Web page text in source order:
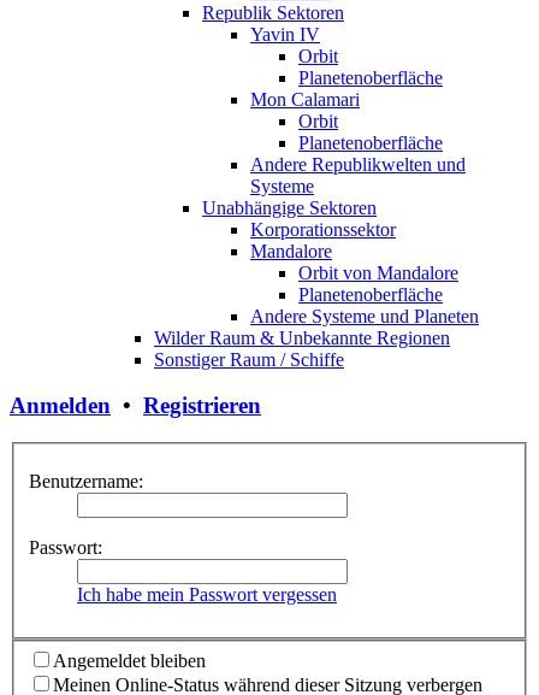
Republik Sektoren
Yavin IV
Orbit
Planetenoberfläche
Mon Calamari
Orbit
Planetenoberfläche
Andere Republikwelten und
Systeme
Unabhängige Sektoren
Korporationssektor
Mandalore
Orbit von Mandalore
Planetenoberfläche
Andere Systeme und Planeten
Wilder Raum & Unbekannte Regionen
Sonstiger Raum / Schiffe
Anmelden • Registrieren
Benutzername:
Passwort:
Ich habe mein Passwort vergessen
Angemeldet bleiben
Meinen Online-Status während dieser Sitzung verbergen